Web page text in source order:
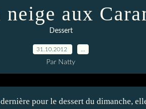
neige aux
Dessert
31.10.2012
Par Natty
pour le dessert du dimanche,